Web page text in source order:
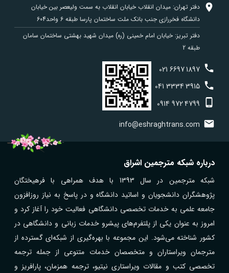
دفتر تهران: میدان انقلاب خیابان انقلاب به سمت ولیعصر بین خیابان
دانشگاه فخررازی جنب بانک ملت ساختمان پارسا طبقه 6 واحد604
دفتر تبریز: خیابان امام خمینی (ره) میدان شهید بهشتی ساختمان سامان
طبقه 2
021 66971897
041 33343915
0914 9724799
info@eshraghtrans.com
درباره شبکه مترجمین اشراق
شبکه مترجمین در سال 1393 با هدف همراهی با فرهیختگان
پژوهشگران دانشجویان و اساتید دانشگاه و در پاسخ به نیاز روزافزون
جامعه علمی به خدمات تخصصی دانشگاهی فعالیت خود را آغاز کرد و
امروز به عنوان یکی از پلتفرم‌های پیشرو خدمات زبانی و دانشگاهی در
کشور شناخته می‌شود. این مجموعه با بهره‌گیری از شبکه‌ای گسترده از
مترجمان ویراستاران و متخصصان خدمات متنوعی از جمله ترجمه
تخصصی کتب و مقالات ویراستاری نیتیو، ترجمه همزمان، پارافریز و